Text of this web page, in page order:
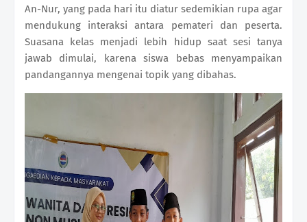
An-Nur, yang pada hari itu diatur sedemikian rupa agar
mendukung interaksi antara pemateri dan peserta.
Suasana kelas menjadi lebih hidup saat sesi tanya
jawab dimulai, karena siswa bebas menyampaikan
pandangannya mengenai topik yang dibahas.